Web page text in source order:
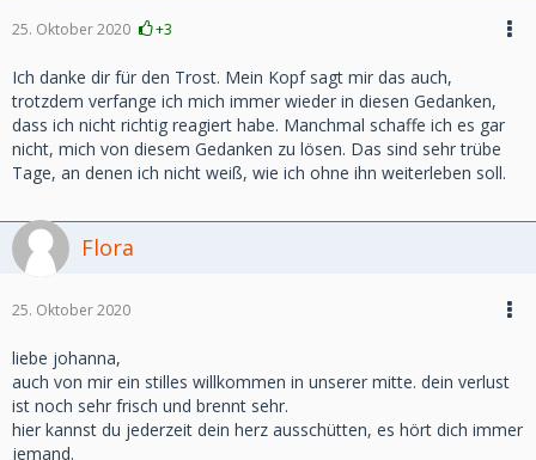
25. Oktober 2020 +3
Ich danke dir für den Trost. Mein Kopf sagt mir das auch,
trotzdem verfange ich mich immer wieder in diesen Gedanken,
dass ich nicht richtig reagiert habe. Manchmal schaffe ich es gar
nicht, mich von diesem Gedanken zu lösen. Das sind sehr trübe
Tage, an denen ich nicht weiß, wie ich ohne ihn weiterleben soll.
Flora
25. Oktober 2020
liebe johanna,
auch von mir ein stilles willkommen in unserer mitte. dein verlust
ist noch sehr frisch und brennt sehr.
hier kannst du jederzeit dein herz ausschütten, es hört dich immer
jemand.